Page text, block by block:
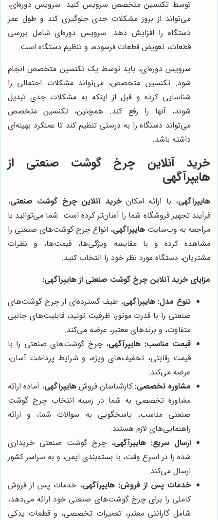
توسط تکنسین متخصص سرویس کنید. سرویس دوره‌ای،
می‌تواند از بروز مشکلات جدی جلوگیری کند و طول عمر
دستگاه را افزایش دهد. سرویس دوره‌ای شامل بررسی
قطعات، تعویض قطعات فرسوده، و تنظیم دستگاه است.
سرویس دوره‌ای، باید توسط یک تکنسین متخصص انجام
شود. تکنسین متخصص، می‌تواند مشکلات احتمالی را
شناسایی کرده و قبل از اینکه به مشکلات جدی تبدیل
شوند، آنها را رفع کند. همچنین، تکنسین متخصص
می‌تواند دستگاه را به درستی تنظیم کند تا عملکرد بهینه‌ای
داشته باشد.
خرید آنلاین چرخ گوشت صنعتی از
هایپرآگهی
هایپرآگهی، با ارائه امکانخرید آنلاین چرخ گوشت صنعتی،
فرآیند تجهیز فروشگاه شما را آسان‌تر کرده است. شما می‌توانید با
مراجعه به وب‌سایت هایپرآگهی، انواع چرخ گوشت‌های صنعتی را
مشاهده کرده و با مقایسه ویژگی‌ها، قیمت‌ها، و نظرات
مشتریان، دستگاه مورد نظر خود را انتخاب کنید.
مزایای خرید آنلاین چرخ گوشت صنعتی از هایپرآگهی:
تنوع مدل: هایپرآگهی، طیف گسترده‌ای از چرخ گوشت‌های
صنعتی را با قدرت موتور، ظرفیت تولید، قابلیت‌های جانبی
متفاوت، و برندهای معتبر، عرضه می‌کند.
قیمت مناسب: هایپرآگهی، چرخ گوشت‌های صنعتی را با
قیمت رقابتی، تخفیف‌های ویژه، و شرایط پرداخت آسان،
عرضه می‌کند.
مشاوره تخصصی: کارشناسان فروش هایپرآگهی، آماده ارائه
مشاوره تخصصی به شما در زمینه انتخاب چرخ گوشت
صنعتی مناسب، پاسخگویی به سوالات شما، و ارائه
راهنمایی‌های لازم هستند.
ارسال سریع: هایپرآگهی، چرخ گوشت صنعتی خریداری
شده را در اسرع وقت، با بسته‌بندی ایمن، و به سراسر کشور
ارسال می‌کند.
خدمات پس از فروش: هایپرآگهی، خدمات پس از فروش
کاملی را برای چرخ گوشت‌های صنعتی خود ارائه می‌دهد،
شامل گارانتی معتبر، تعمیرات تخصصی، و قطعات یدکی